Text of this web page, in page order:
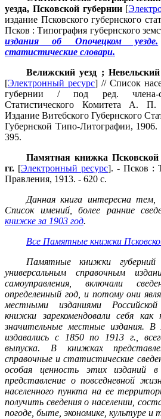
уезда, Псковской губернии[
издание Псковского губернского
Псков : Типография губернского
издания об Опочецком уезде.
статистические словари.
Велижский уезд ;
[Электронный ресурс] // Список
губернии / под ред. члена-
Статистического Комитета А.
Издание Витебского Губернского
Губернской Типо-Литографии,
395.
Памятная книжка Псковской
гг. [Электронный ресурс]. - Псков :
Правления, 1913. - 620 с.
Данная книга интересна
Список имений, более ранние
книжке за 1903 год.
Все Памятные книжки
Памятные книжки губерний
универсальным справочным
самоуправления, включали
определенный год, и потому они
местными изданиями
книжки зарекомендовали себя как
значительные местные издания. В
издавались с 1850 по
1913 г.,
выпуска.
В книжках
справочные и статистические
особая ценность этих
представление о повседневной
населенного пункта на ее
получить сведения о населении,
погоде, быте, экономике, культуре и